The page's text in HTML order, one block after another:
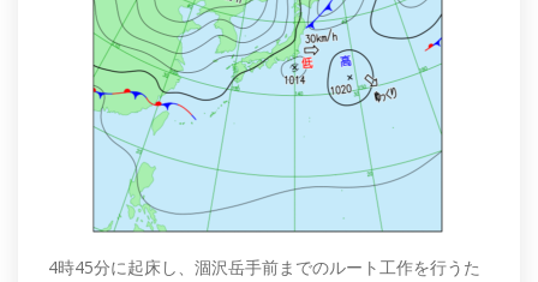
4時45分に起床し、涸沢岳手前までのルート工作を行うた